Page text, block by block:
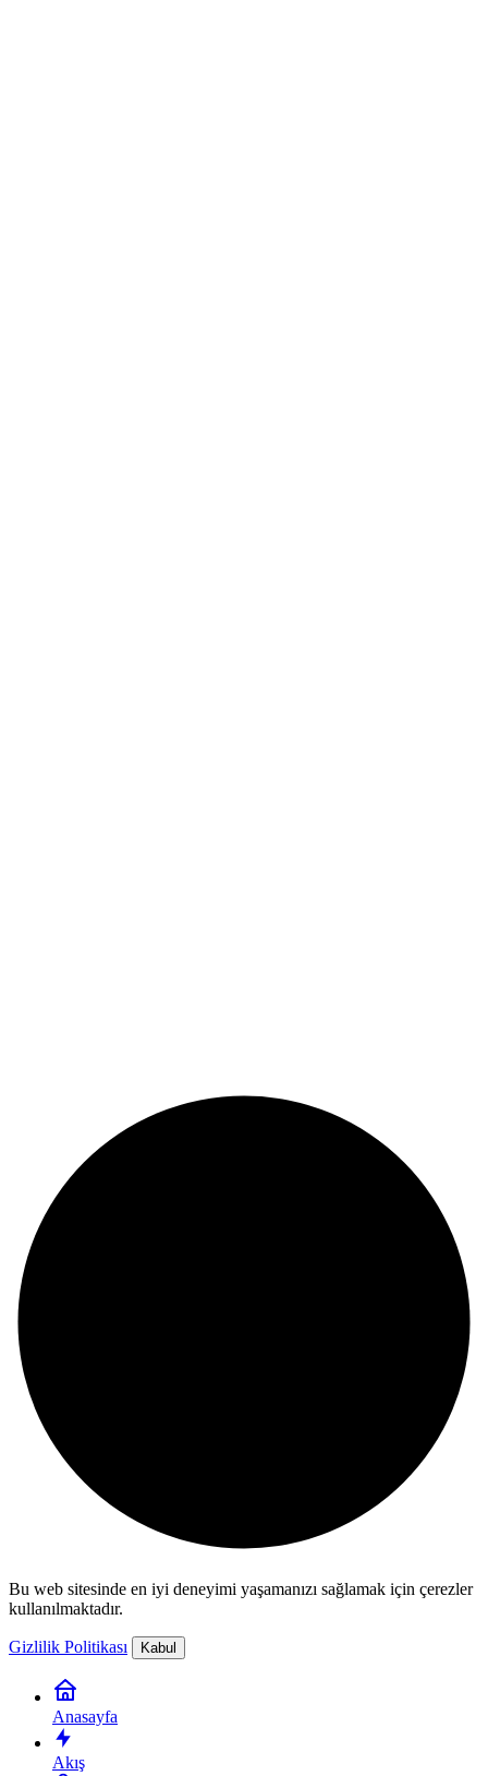
Bu web sitesinde en iyi deneyimi yaşamanızı sağlamak için çerezler
kullanılmaktadır.
Gizlilik Politikası Kabul
Anasayfa
Akış